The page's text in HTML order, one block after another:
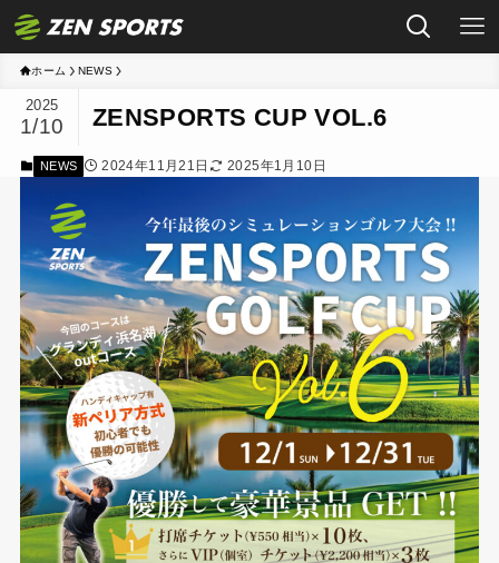
ホーム NEWS
ZENSPORTS CUP VOL.6
2025
1/10
NEWS 2024年11月21日 2025年1月10日